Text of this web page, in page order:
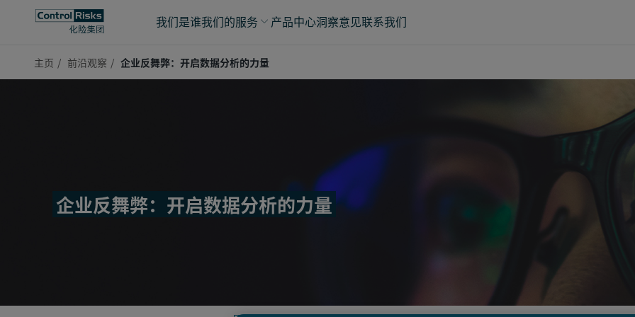
我们是谁我们的服务 产品中心洞察意见联系我们
主页 前沿观察 企业反舞弊：开启数据分析的力量
企业反舞弊：开启数据分析的力量